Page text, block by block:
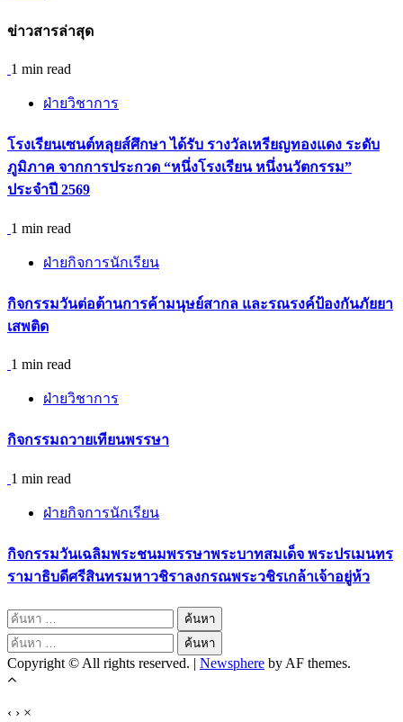
ข่าวสารล่าสุด
1 min read
ฝ่ายวิชาการ
โรงเรียนเซนต์หลุยส์ศึกษา ได้รับ รางวัลเหรียญทองแดง ระดับ
ภูมิภาค จากการประกวด “หนึ่งโรงเรียน หนึ่งนวัตกรรม”
ประจำปี 2569
1 min read
ฝ่ายกิจการนักเรียน
กิจกรรม​วันต่อต้านการค้ามนุษย์สากล และรณรงค์ป้องกันภัยยา
เสพติด
1 min read
ฝ่ายวิชาการ
กิจกรรมถวายเทียนพรรษา
1 min read
ฝ่ายกิจการนักเรียน
กิจกรรมวันเฉลิมพระชนมพรรษาพระบาทสมเด็จ พระปรเมนทร
รามาธิบดีศรีสินทรมหาวชิราลงกรณพระวชิรเกล้าเจ้าอยู่ห้ว
ค้นหา
สำหรับ:
ค้นหา
สำหรับ:
Copyright © All rights reserved. | Newsphere by AF themes.
‹ › ×